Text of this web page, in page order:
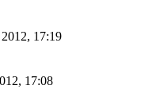
17:19
17:08